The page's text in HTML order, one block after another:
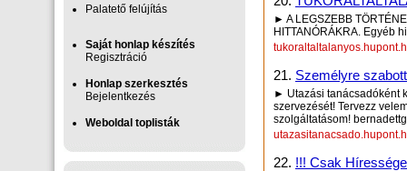
Palatető felújítás
Saját honlap készítés
Regisztráció
Honlap szerkesztés
Bejelentkezés
Weboldal toplisták
► A LEGSZEBB
HITTANÓRÁKRA. Egyéb
21. Személyre
► Utazási tanácsadóként
szervezését! Tervezz
szolgáltatásom!
22. !!! Csak